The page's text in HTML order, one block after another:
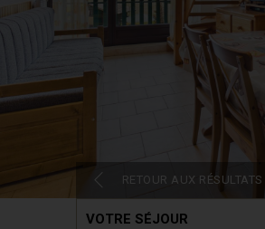
RETOUR AUX RÉSULTATS
VOTRE SÉJOUR